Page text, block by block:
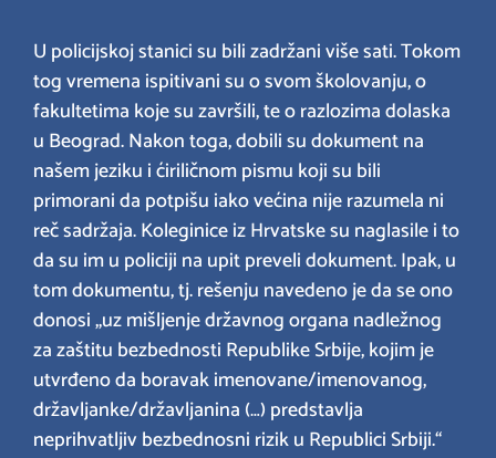
U policijskoj stanici su bili zadržani više sati. Tokom
tog vremena ispitivani su o svom školovanju, o
fakultetima koje su završili, te o razlozima dolaska
u Beograd. Nakon toga, dobili su dokument na
našem jeziku i ćiriličnom pismu koji su bili
primorani da potpišu iako većina nije razumela ni
reč sadržaja. Koleginice iz Hrvatske su naglasile i to
da su im u policiji na upit preveli dokument. Ipak, u
tom dokumentu, tj. rešenju navedeno je da se ono
donosi „uz mišljenje državnog organa nadležnog
za zaštitu bezbednosti Republike Srbije, kojim je
utvrđeno da boravak imenovane/imenovanog,
državljanke/državljanina (…) predstavlja
neprihvatljiv bezbednosni rizik u Republici Srbiji.“